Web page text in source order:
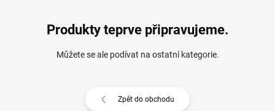
Produkty teprve připravujeme.
Můžete se ale podívat na ostatní kategorie.
Zpět do obchodu